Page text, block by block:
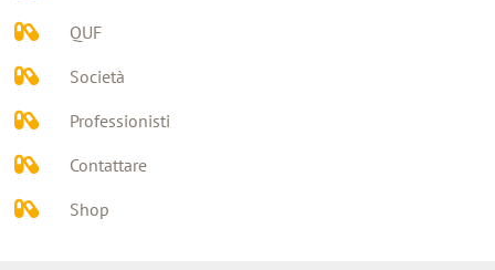
QUF
Società
Professionisti
Contattare
Shop